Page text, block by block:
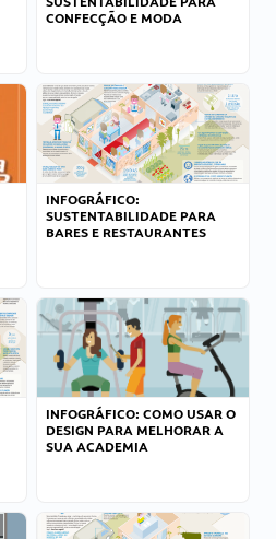
CONFECÇÃO E MODA
INFOGRÁFICO:
SUSTENTABILIDADE PARA
BARES E RESTAURANTES
INFOGRÁFICO: COMO USAR O
DESIGN PARA MELHORAR A
SUA ACADEMIA